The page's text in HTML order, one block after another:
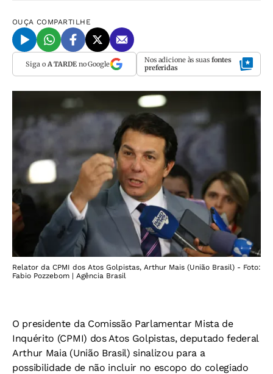
OUÇA COMPARTILHE
Siga o A TARDEno Google Nos adicione às suas fontes
preferidas
Relator da CPMI dos Atos Golpistas, Arthur Mais (União Brasil) - Foto:
Fabio Pozzebom | Agência Brasil
O presidente da Comissão Parlamentar Mista de
Inquérito (CPMI) dos Atos Golpistas, deputado federal
Arthur Maia (União Brasil) sinalizou para a
possibilidade de não incluir no escopo do colegiado